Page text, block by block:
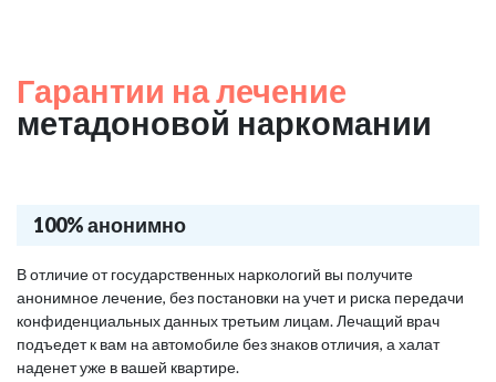
Гарантии на лечение
метадоновой наркомании
100% анонимно
В отличие от государственных наркологий вы получите
анонимное лечение, без постановки на учет и риска передачи
конфиденциальных данных третьим лицам. Лечащий врач
подъедет к вам на автомобиле без знаков отличия, а халат
наденет уже в вашей квартире.